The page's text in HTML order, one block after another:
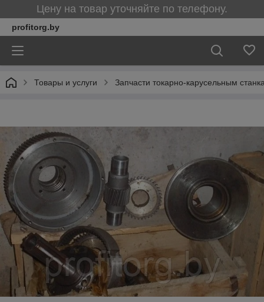
Цену на товар уточняйте по телефону.
profitorg.by
Товары и услуги Запчасти токарно-карусельным